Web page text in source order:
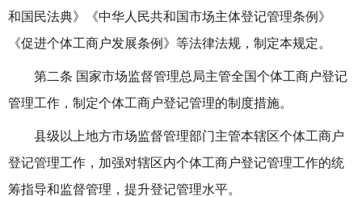
和国民法典》《中华人民共和国市场主体登记管理条例》
《促进个体工商户发展条例》等法律法规，制定本规定。
第二条 国家市场监督管理总局主管全国个体工商户登记
管理工作，制定个体工商户登记管理的制度措施。
县级以上地方市场监督管理部门主管本辖区个体工商户
登记管理工作，加强对辖区内个体工商户登记管理工作的统
筹指导和监督管理，提升登记管理水平。